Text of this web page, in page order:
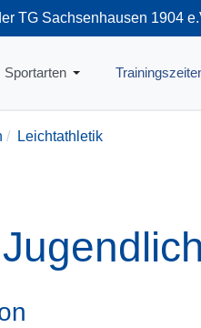
TG Sachsenhausen 1904
+49-69-66374712
Sportarten
Leichtathletik